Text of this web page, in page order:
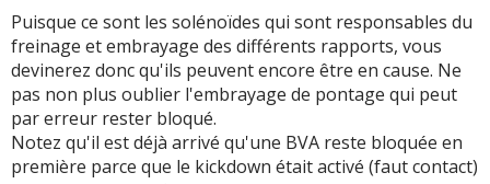
Puisque ce sont les solénoïdes qui sont responsables du
freinage et embrayage des différents rapports, vous
devinerez donc qu'ils peuvent encore être en cause. Ne
pas non plus oublier l'embrayage de pontage qui peut
par erreur rester bloqué.
Notez qu'il est déjà arrivé qu'une BVA reste bloquée en
première parce que le kickdown était activé (faut contact)